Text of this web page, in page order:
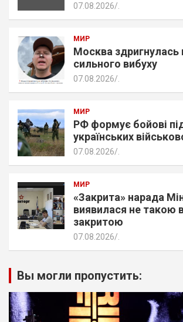
07.08.2026
МИР
Москва здригнулась
сильного вибуху
07.08.2026
МИР
РФ формує бойові
українських
07.08.2026
МИР
«Закрита» нарада
виявилася не такою
закритою
07.08.2026
Вы могли пропустить: